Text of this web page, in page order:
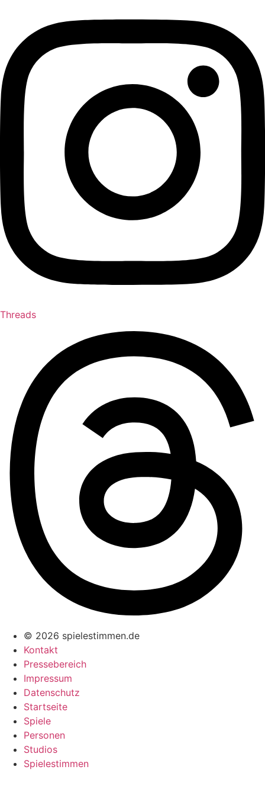
Threads
© 2026 spielestimmen.de
Kontakt
Pressebereich
Impressum
Datenschutz
Startseite
Spiele
Personen
Studios
Spielestimmen